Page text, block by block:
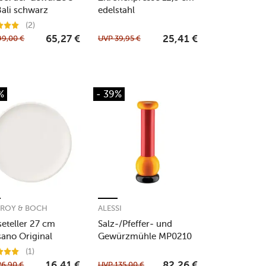
schwarz
(2)
€ 65,27 €
edelstahl
UVP39,95 € 25,41 €
27 cm
Original
& BOCH
(1)
- 39%
Salz-/Pfeffer- und
Gewürzmühle MP0210
ALESSI